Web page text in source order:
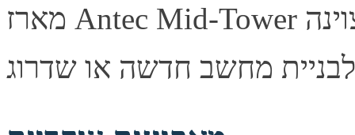
מארז Antec Mid-Tower מעוצב היטב, מספק זרימת אוויר מצוינה